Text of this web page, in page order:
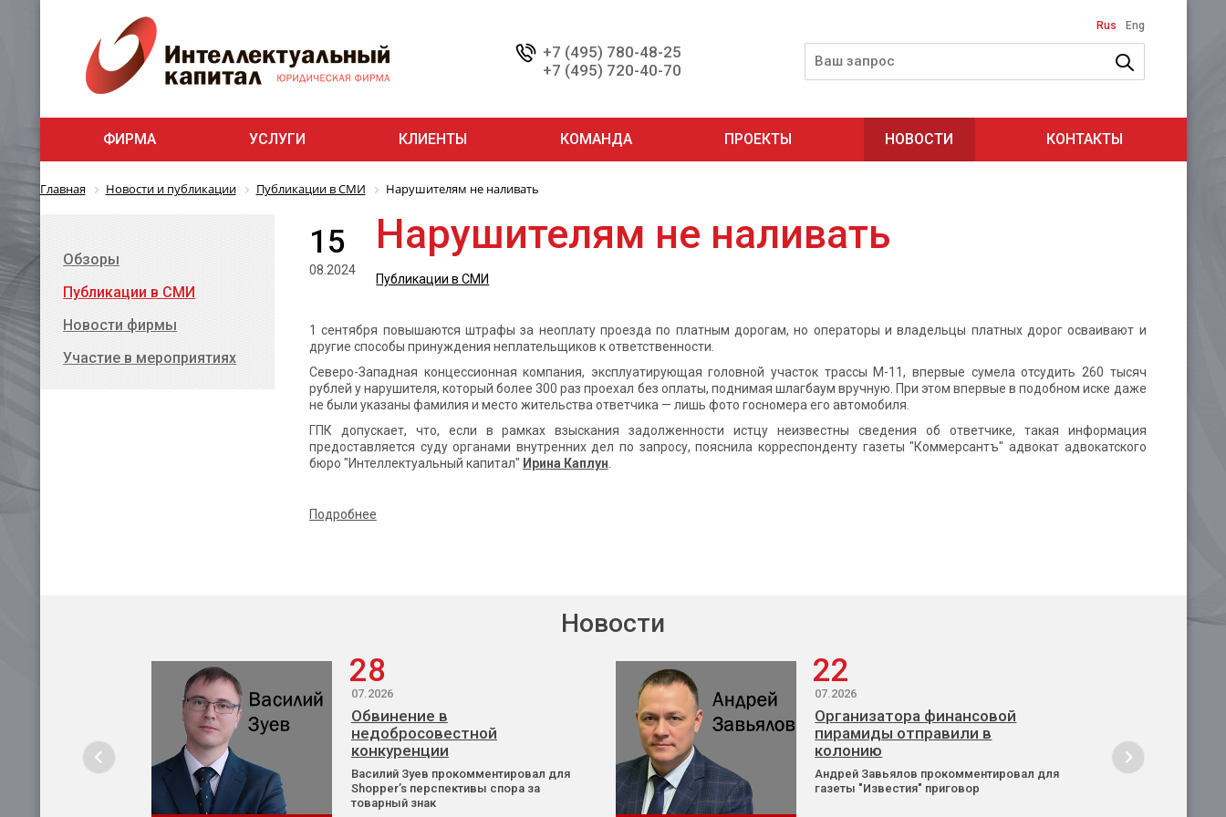
+7 (495) 780-48-25
+7 (495) 720-40-70
Rus Eng
ФИРМА УСЛУГИ КЛИЕНТЫ КОМАНДА ПРОЕКТЫ НОВОСТИ КОНТАКТЫ
Главная Новости и публикации Публикации в СМИ Нарушителям не наливать
15
08.2024
Нарушителям не наливать
Публикации в СМИ
1 сентября повышаются штрафы за неоплату проезда по платным дорогам, но операторы и владельцы платных дорог осваивают и
другие способы принуждения неплательщиков к ответственности.
Северо-Западная концессионная компания, эксплуатирующая головной участок трассы М-11, впервые сумела отсудить 260 тысяч
рублей у нарушителя, который более 300 раз проехал без оплаты, поднимая шлагбаум вручную. При этом впервые в подобном иске даже
не были указаны фамилия и место жительства ответчика — лишь фото госномера его автомобиля.
ГПК допускает, что, если в рамках взыскания задолженности истцу неизвестны сведения об ответчике, такая информация
предоставляется суду органами внутренних дел по запросу, пояснила корреспонденту газеты "Коммерсантъ" адвокат адвокатского
бюро "Интеллектуальный капитал" Ирина Каплун
Подробнее
Обзоры
Публикации в СМИ
Новости фирмы
Участие в мероприятиях
Новости
28
07.2026
Обвинение в
недобросовестной
конкуренции
Василий Зуев прокомментировал для
Shopper’s перспективы спора за
товарный знак
22
07.2026
Организатора финансовой
пирамиды отправили в
колонию
Андрей Завьялов прокомментировал для
газеты "Известия" приговор